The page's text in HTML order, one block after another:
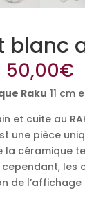
blanc
50,00€
Raku 11 cm
et cuite au
une pièce
la céramique
les
de